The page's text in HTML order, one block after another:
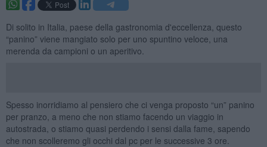
Di solito in Italia, paese della gastronomia d'eccellenza, questo
“panino” viene mangiato solo per uno spuntino veloce, una
merenda da campioni o un aperitivo.
Spesso inorridiamo al pensiero che ci venga proposto “un” panino
per pranzo, a meno che non stiamo facendo un viaggio in
autostrada, o stiamo quasi perdendo i sensi dalla fame, sapendo
che non scolleremo gli occhi dal pc per le successive 3 ore.